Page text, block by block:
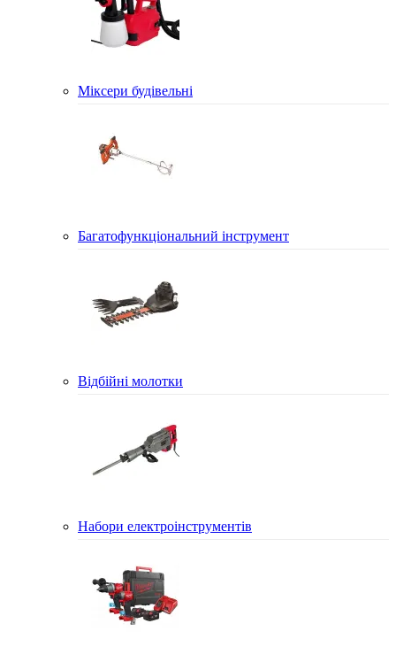
Міксери будівельні
Багатофункціональний інструмент
Відбійні молотки
Набори електроінструментів